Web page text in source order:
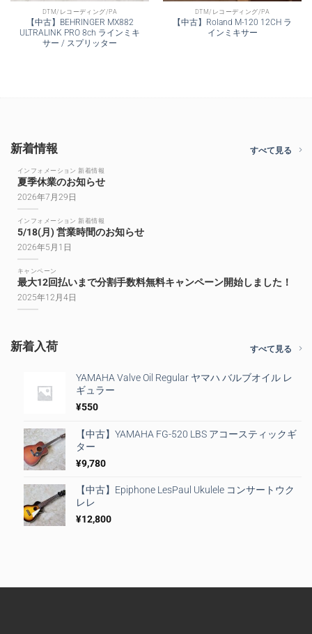
DTM/レコーディング/PA
【中古】BEHRINGER MX882
ULTRALINK PRO 8ch ラインミキ
サー / スプリッター
DTM/レコーディング/PA
【中古】Roland M-120 12CH ラ
インミキサー
新着情報 すべて見る
インフォメーション 新着情報
夏季休業のお知らせ
2026年7月29日
インフォメーション 新着情報
5/18(月) 営業時間のお知らせ
2026年5月1日
キャンペーン
最大12回払いまで分割手数料無料キャンペーン開始しました！
2025年12月4日
新着入荷 すべて見る
YAMAHA Valve Oil Regular ヤマハ バルブオイル レ
ギュラー
¥550
【中古】YAMAHA FG-520 LBS アコースティックギ
ター
¥9,780
【中古】Epiphone LesPaul Ukulele コンサートウク
レレ
¥12,800